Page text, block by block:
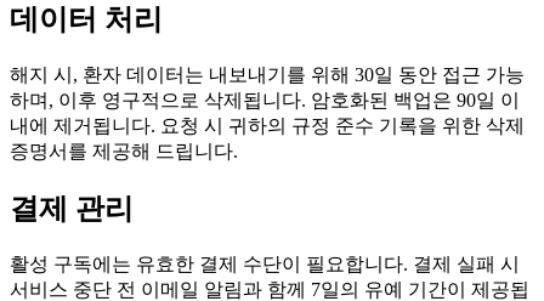
데이터 처리
해지 시, 환자 데이터는 내보내기를 위해 30일 동안 접근 가능
하며, 이후 영구적으로 삭제됩니다. 암호화된 백업은 90일 이
내에 제거됩니다. 요청 시 귀하의 규정 준수 기록을 위한 삭제
증명서를 제공해 드립니다.
결제 관리
활성 구독에는 유효한 결제 수단이 필요합니다. 결제 실패 시
서비스 중단 전 이메일 알림과 함께 7일의 유예 기간이 제공됩